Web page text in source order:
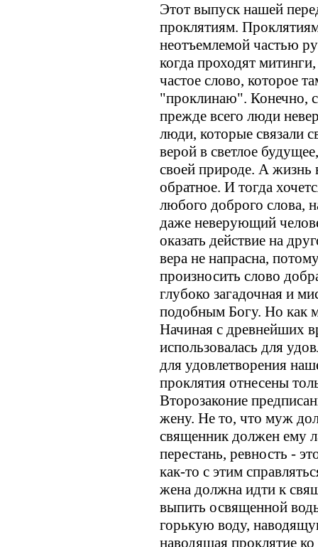
Этот выпуск нашей
проклятиям.
неотъемлемой частью
когда проходят
частое слово, которое
"проклинаю". Конечно,
прежде всего люди
люди, которые связали
верой в светлое
своей природе. А жизнь
обратное. И тогда
любого доброго слова,
даже неверующий
оказать действие на
вера не напрасна,
произносить слово
глубоко загадочная и
подобным Богу. Но как
Начиная с древнейших
использовалась для
для удовлетворения
проклятия отнесены
Второзаконие
жену. Не то, что муж
священник должен ему
перестань, ревность -
как-то с этим
жена должна идти к
выпить освященной
горькую воду,
наводящая проклятие